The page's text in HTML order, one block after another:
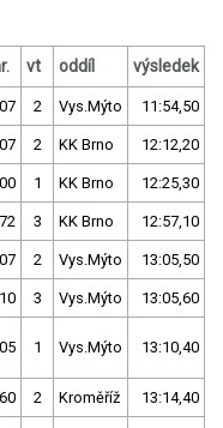
vt oddíl výsledek
2 Vys.Mýto 11:54,50
2 KK Brno 12:12,20
1 KK Brno 12:25,30
3 KK Brno 12:57,10
2 Vys.Mýto 13:05,50
3 Vys.Mýto 13:05,60
1 Vys.Mýto 13:10,40
2 Kroměříž 13:14,40